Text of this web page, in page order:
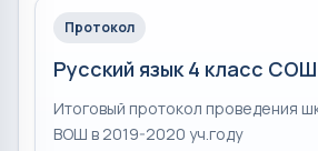
Протокол
Русский язык 4 класс
Итоговый протокол проведения
ВОШ в 2019-2020 уч.году